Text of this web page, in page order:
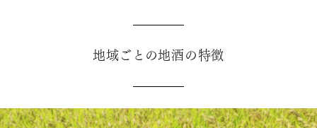
地域ごとの地酒の特徴